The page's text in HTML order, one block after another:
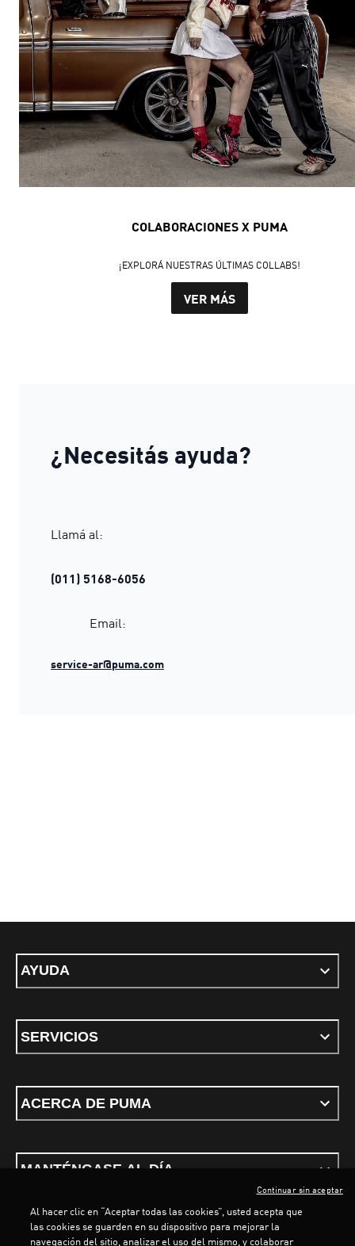
COLABORACIONES X PUMA
¡EXPLORÁ NUESTRAS ÚLTIMAS COLLABS!
VER MÁS
¿Necesitás ayuda?
Llamá al:
(011) 5168-6056
Email:
service-ar@puma.com
AYUDA
SERVICIOS
ACERCA DE PUMA
MANTÉNGASE AL DÍA
Al hacer clic en “Aceptar todas las cookies”, usted acepta que
las cookies se guarden en su dispositivo para mejorar la
navegación del sitio, analizar el uso del mismo, y colaborar
Continuar sin aceptar